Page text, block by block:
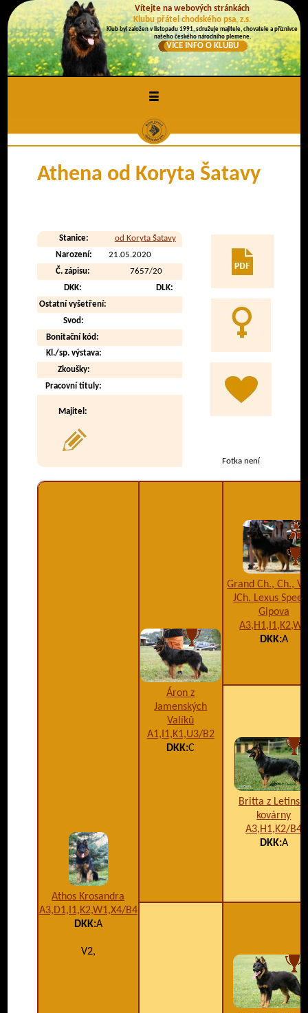
Vítejte na webových stránkách
Klubu přátel chodského psa, z.s.
Klub byl založen v listopadu 1991, sdružuje majitele, chovatele a příznivce
našeho českého národního plemene.
VÍCE INFO O KLUBU
≡
Athena od Koryta Šatavy
Stanice: od Koryta Šatavy
Fotka není
Narození:
21.05.2020
Č. zápisu:
7657/20
DKK:
DLK:
Ostatní vyšetření:
Svod:
Bonitační kód:
Kl./sp. výstava:
Zkoušky:
Pracovní tituly:
Majitel:
Athos Krosandra
A3,D1,I1,K2,W1,X4/B4
DKK:A
V2,
Áron z
Jamenských
Valíků
A1,I1,K1,U3/B2
DKK:C
Grand Ch., Ch.,
JCh. Lexus
Gipova
A3,H1,I1,K2,W2
DKK:A
Britta z
kovárny
A3,H1,K2/B4
DKK:A